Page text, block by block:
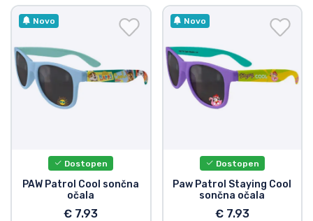
Novo
Dostopen
PAW Patrol Cool sončna
očala
€ 7.93
Novo
Dostopen
Paw Patrol Staying Cool
sončna očala
€ 7.93